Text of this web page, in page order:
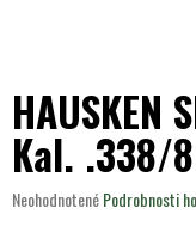
HAUSKEN
Kal. .338/
Priemerné
NeohodnotenéPodrobnosti